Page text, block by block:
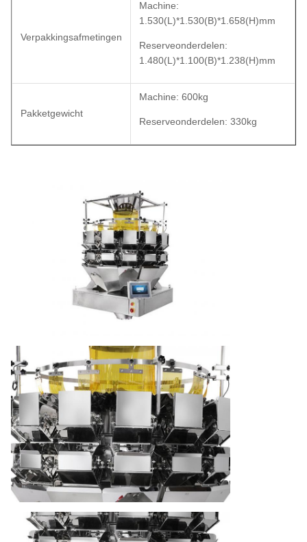
Verpakkingsafmetingen
Machine:
1.530(L)*1.530(B)*1.658(H)mm
Reserveonderdelen:
1.480(L)*1.100(B)*1.238(H)mm
Pakketgewicht
Machine: 600kg
Reserveonderdelen: 330kg